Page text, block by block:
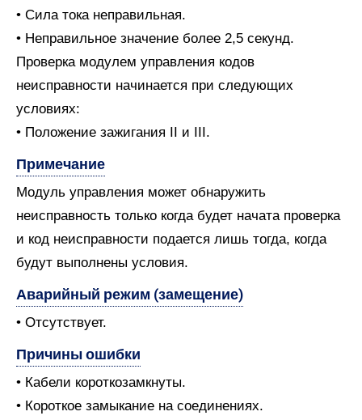
• Сила тока неправильная.
• Неправильное значение более 2,5 секунд.
Проверка модулем управления кодов
неисправности начинается при следующих
условиях:
• Положение зажигания II и III.
Примечание
Модуль управления может обнаружить
неисправность только когда будет начата проверка
и код неисправности подается лишь тогда, когда
будут выполнены условия.
Аварийный режим (замещение)
• Отсутствует.
Причины ошибки
• Кабели короткозамкнуты.
• Короткое замыкание на соединениях.